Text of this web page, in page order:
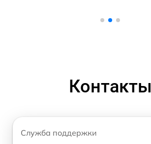
Контакты
Служба поддержки